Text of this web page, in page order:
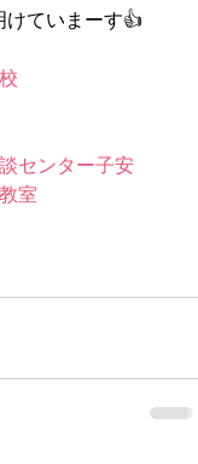
ていまーす👍
センター子安
室